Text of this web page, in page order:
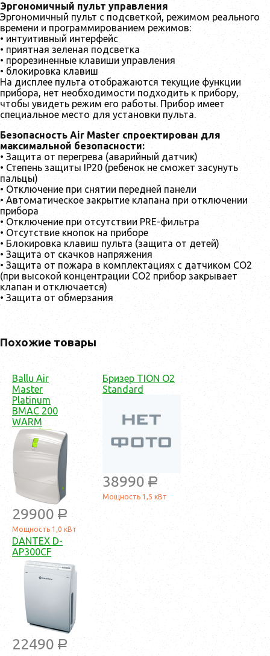
Эргономичный пульт управления
Эргономичный пульт с подсветкой, режимом реального
времени и программированием режимов:
• интуитивный интерфейс
• приятная зеленая подсветка
• прорезиненные клавиши управления
• блокировка клавиш
На дисплее пульта отображаются текущие функции
прибора, нет необходимости подходить к прибору,
чтобы увидеть режим его работы. Прибор имеет
специальное место для установки пульта.
Безопасность Air Master спроектирован для
максимальной безопасности:
• Защита от перегрева (аварийный датчик)
• Степень защиты IP20 (ребенок не сможет засунуть
пальцы)
• Отключение при снятии передней панели
• Автоматическое закрытие клапана при отключении
прибора
• Отключение при отсутствии PRE-фильтра
• Отсутствие кнопок на приборе
• Блокировка клавиш пульта (защита от детей)
• Защита от скачков напряжения
• Защита от пожара в комплектациях с датчиком CO2
(при высокой концентрации CO2 прибор закрывает
клапан и отключается)
• Защита от обмерзания
Похожие товары
Ballu Air
Master
Platinum
BMAC 200
WARM
29900 a
Мощность 1,0 кВт
Бризер TION О2
Standard
38990 a
Мощность 1,5 кВт
DANTEX D-
AP300CF
22490 a